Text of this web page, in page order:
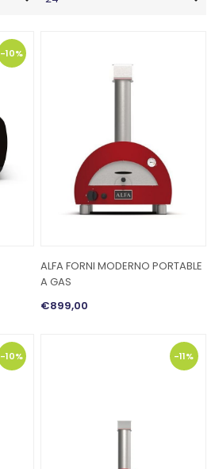
-10%
ALFA FORNI MODERNO PORTABLE
A GAS
€899,00
-10% -11%